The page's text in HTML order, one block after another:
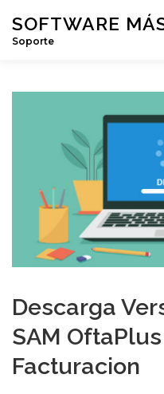
SOFTWARE
Soporte
MIS TICKETS MI
Descarga
SAM
Facturacion